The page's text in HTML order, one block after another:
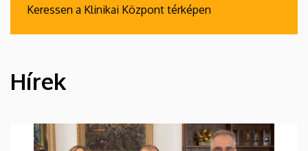
Keressen a Klinikai Központ térképen
HÍREK
Hírek